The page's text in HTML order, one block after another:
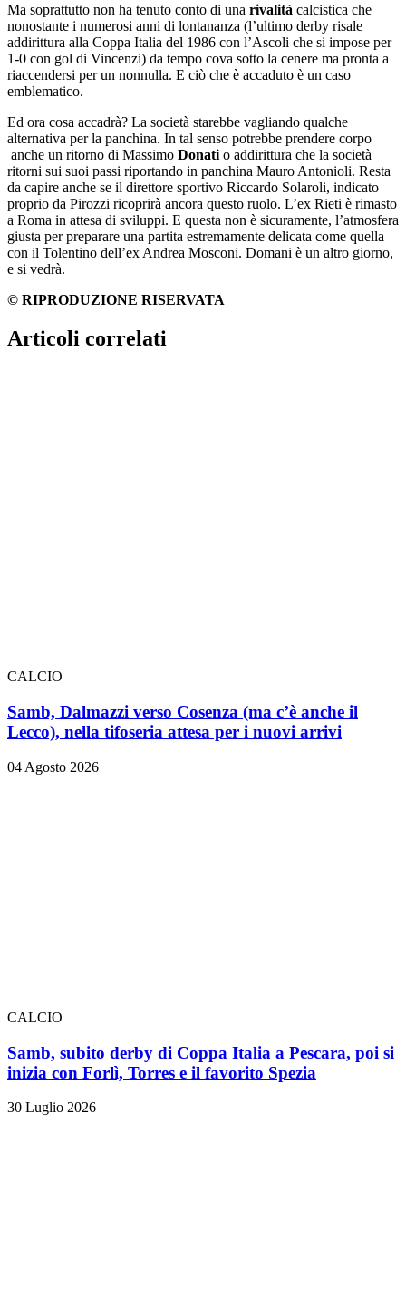
Ma soprattutto non ha tenuto conto di una rivalità calcistica che
nonostante i numerosi anni di lontananza (l’ultimo derby risale
addirittura alla Coppa Italia del 1986 con l’Ascoli che si impose per
1-0 con gol di Vincenzi) da tempo cova sotto la cenere ma pronta a
riaccendersi per un nonnulla. E ciò che è accaduto è un caso
emblematico.
Ed ora cosa accadrà? La società starebbe vagliando qualche
alternativa per la panchina. In tal senso potrebbe prendere corpo
anche un ritorno di Massimo Donati o addirittura che la società
ritorni sui suoi passi riportando in panchina Mauro Antonioli. Resta
da capire anche se il direttore sportivo Riccardo Solaroli, indicato
proprio da Pirozzi ricoprirà ancora questo ruolo. L’ex Rieti è rimasto
a Roma in attesa di sviluppi. E questa non è sicuramente, l’atmosfera
giusta per preparare una partita estremamente delicata come quella
con il Tolentino dell’ex Andrea Mosconi. Domani è un altro giorno,
e si vedrà.
© RIPRODUZIONE RISERVATA
Articoli correlati
CALCIO
Samb, Dalmazzi verso Cosenza (ma c’è anche il
Lecco), nella tifoseria attesa per i nuovi arrivi
04 Agosto 2026
CALCIO
Samb, subito derby di Coppa Italia a Pescara, poi si
inizia con Forlì, Torres e il favorito Spezia
30 Luglio 2026